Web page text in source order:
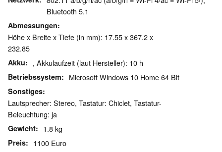
Bluetooth 5.1
Abmessungen
Höhe x Breite x Tiefe (in mm): 17.55 x 367.2 x
232.85
Akku , Akkulaufzeit (laut Hersteller): 10 h
Betriebssystem Microsoft Windows 10 Home 64 Bit
Sonstiges
Lautsprecher: Stereo, Tastatur: Chiclet, Tastatur-
Beleuchtung: ja
Gewicht 1.8 kg
Preis 1100 Euro